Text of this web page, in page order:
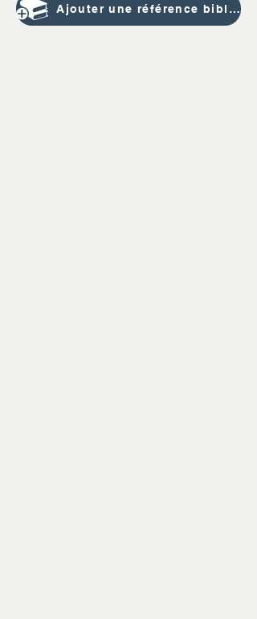
Ajouter une référence